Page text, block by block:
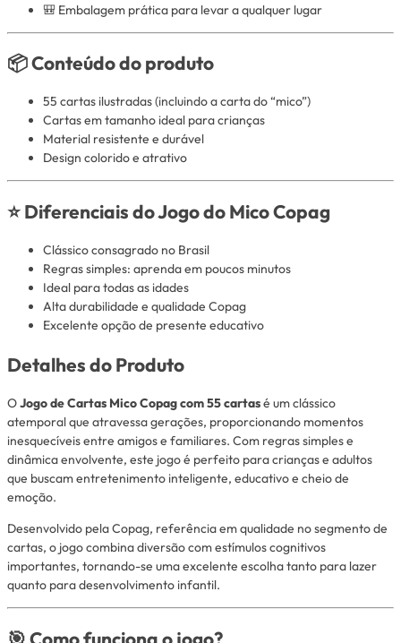
🎒 Embalagem prática para levar a qualquer lugar
📦 Conteúdo do produto
55 cartas ilustradas (incluindo a carta do “mico”)
Cartas em tamanho ideal para crianças
Material resistente e durável
Design colorido e atrativo
⭐ Diferenciais do Jogo do Mico Copag
Clássico consagrado no Brasil
Regras simples: aprenda em poucos minutos
Ideal para todas as idades
Alta durabilidade e qualidade Copag
Excelente opção de presente educativo
Detalhes do Produto
OJogo de Cartas Mico Copag com 55 cartasé um clássico
atemporal que atravessa gerações, proporcionando momentos
inesquecíveis entre amigos e familiares. Com regras simples e
dinâmica envolvente, este jogo é perfeito para crianças e adultos
que buscam entretenimento inteligente, educativo e cheio de
emoção.
Desenvolvido pela Copag, referência em qualidade no segmento de
cartas, o jogo combina diversão com estímulos cognitivos
importantes, tornando-se uma excelente escolha tanto para lazer
quanto para desenvolvimento infantil.
🎯 Como funciona o jogo?